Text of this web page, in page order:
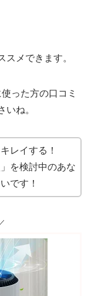
スメできます。
った方の口コミ
いね。
レイする！
を検討中のあな
です！